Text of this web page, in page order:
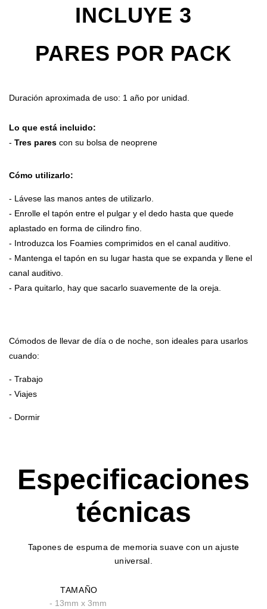
INCLUYE 3
PARES POR PACK
Duración aproximada de uso: 1 año por unidad.
Lo que está incluido:
- Tres pares con su bolsa de neoprene
Cómo utilizarlo:
- Lávese las manos antes de utilizarlo.
- Enrolle el tapón entre el pulgar y el dedo hasta que quede
aplastado en forma de cilindro fino.
- Introduzca los Foamies comprimidos en el canal auditivo.
- Mantenga el tapón en su lugar hasta que se expanda y llene el
canal auditivo.
- Para quitarlo, hay que sacarlo suavemente de la oreja.
Cómodos de llevar de día o de noche, son ideales para usarlos
cuando:
- Trabajo
- Viajes
- Dormir
Especificaciones
técnicas
Tapones de espuma de memoria suave con un ajuste
universal.
TAMAÑO
- 13mm x 3mm